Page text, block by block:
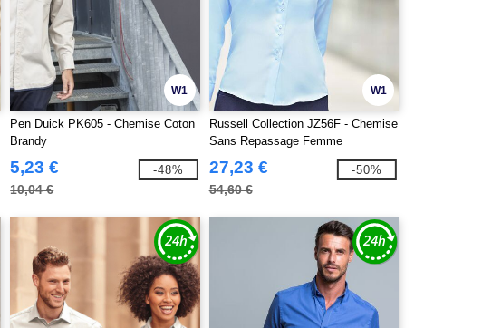
W1
Pen Duick PK605 - Chemise Coton
Brandy
5,23 €
10,04 €
-48%
W1
Russell Collection JZ56F - Chemise
Sans Repassage Femme
27,23 €
54,60 €
-50%